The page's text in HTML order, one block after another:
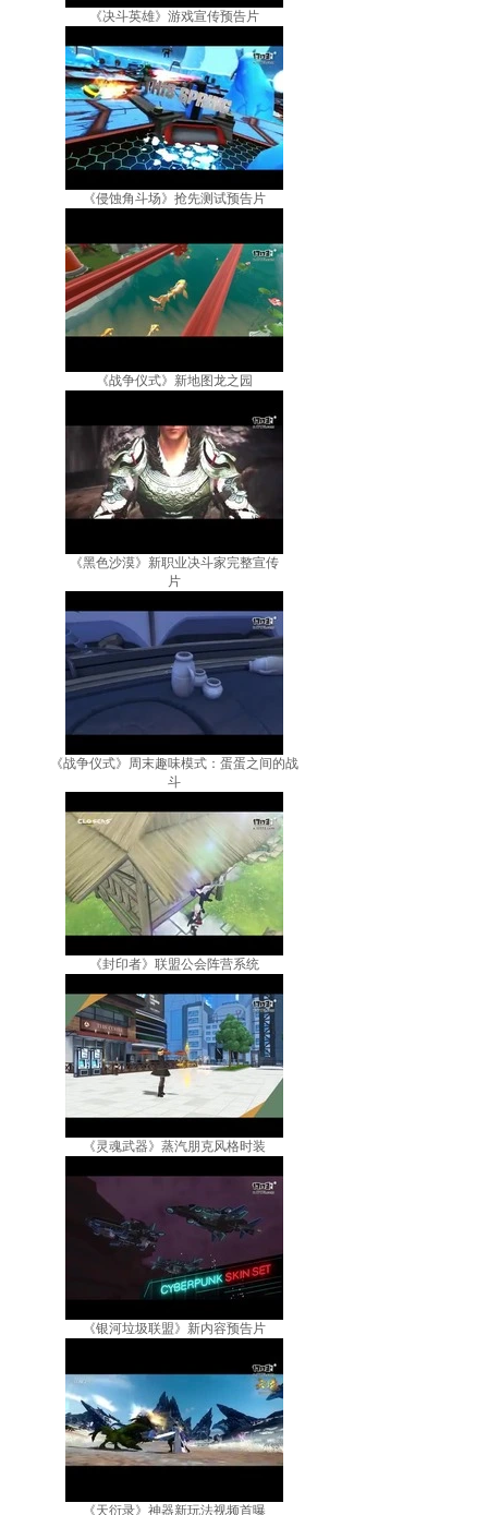
《决斗英雄》游戏宣传预告片
《侵蚀角斗场》抢先测试预告片
《战争仪式》新地图龙之园
《黑色沙漠》新职业决斗家完整宣传
片
《战争仪式》周末趣味模式：蛋蛋之间的战
斗
《封印者》联盟公会阵营系统
《灵魂武器》蒸汽朋克风格时装
《银河垃圾联盟》新内容预告片
《天衍录》神器新玩法视频首曝